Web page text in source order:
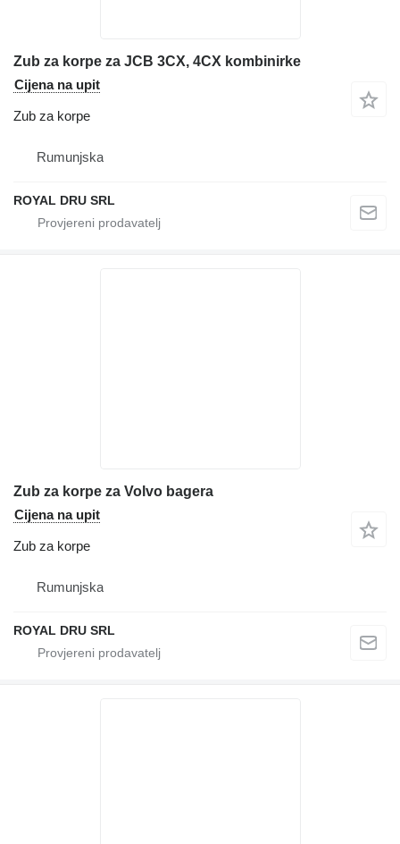
Zub za korpe za JCB 3CX, 4CX kombinirke
Cijena na upit
Zub za korpe
Rumunjska
ROYAL DRU SRL
Zub za korpe za Volvo bagera
Cijena na upit
Zub za korpe
Rumunjska
ROYAL DRU SRL